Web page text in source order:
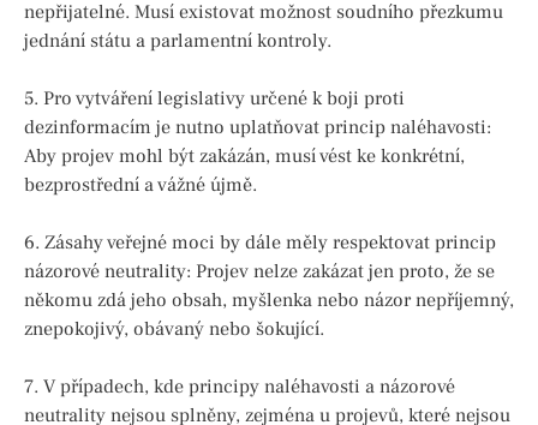
nepřijatelné. Musí existovat možnost soudního přezkumu
jednání státu a parlamentní kontroly.
5. Pro vytváření legislativy určené k boji proti
dezinformacím je nutno uplatňovat princip naléhavosti:
Aby projev mohl být zakázán, musí vést ke konkrétní,
bezprostřední a vážné újmě.
6. Zásahy veřejné moci by dále měly respektovat princip
názorové neutrality: Projev nelze zakázat jen proto, že se
někomu zdá jeho obsah, myšlenka nebo názor nepříjemný,
znepokojivý, obávaný nebo šokující.
7. V případech, kde principy naléhavosti a názorové
neutrality nejsou splněny, zejména u projevů, které nejsou